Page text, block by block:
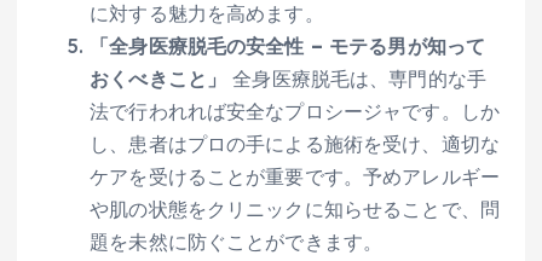
に対する魅力を高めます。
「全身医療脱毛の安全性 – モテる男が知って
おくべきこと」
全身医療脱毛は、専門的な手
法で行われれば安全なプロシージャです。しか
し、患者はプロの手による施術を受け、適切な
ケアを受けることが重要です。予めアレルギー
や肌の状態をクリニックに知らせることで、問
題を未然に防ぐことができます。